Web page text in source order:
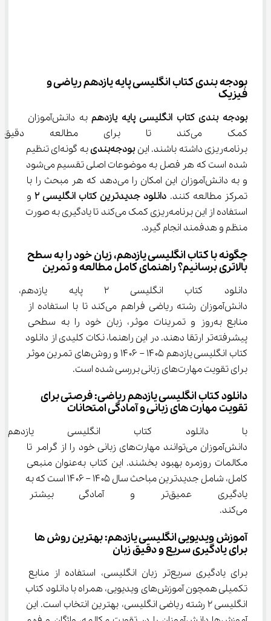
بودجه بندی کتاب انگلیسی پایه یازدهم ریاضی و
فیزیک
بودجه بندی کتاب انگلیسی پایه یازدهم
به دانش‌آموزان
کمک می‌کند تا برای مطالعه
برنامه‌ریزی داشته باشند. این
بودجه‌بندی
به گونه‌ای تنظیم
شده است که هر فصل به موضوعات اصلی تقسیم می‌شود
و به دانش‌آموزان این امکان را می‌دهد که هر مبحث را با
تمرکز مطالعه کنند. دانلود جدیدترین کتاب انگلیسی 2
و
استفاده از این برنامه‌ریزی کمک می‌کند تا یادگیری به صورت
منظم و هدفمند انجام گیرد.
چگونه با کتاب انگلیسی یازدهم، زبان خود را به سطح
بالاتری برسانیم؟ راهنمای کامل مطالعه و تمرین
دانلود کتاب انگلیسی 2
دانش‌آموزان رشته ریاضی فراهم می‌کند تا با استفاده از
منابع به‌روز و تمرینات موثر، زبان خود را به سطحی
پیشرفته‌تر ارتقا دهند. در این راهنما، نکات کلیدی از دانلود
کتاب انگلیسی یازدهم ۱۴۰۵ – ۱۴۰۶ و روش‌های تمرین موثر
برای تقویت مهارت‌های زبانی بررسی شده است.
دانلود کتاب انگلیسی یازدهم ریاضی: فرصتی برای
تقویت مهارت های زبانی و آمادگی امتحانات
با دانلود کتاب انگلیسی
دانش‌آموزان می‌توانند مهارت‌های زبانی خود را از گرامر تا
مکالمات روزمره بهبود بخشند. این کتاب به‌عنوان منبعی
کامل، شامل جدیدترین مباحث سال ۱۴۰۵ – ۱۴۰۶ است که به
یادگیری عمیق‌تر و آمادگی
می‌کند.
آموزش ویدیویی انگلیسی یازدهم: بهترین روش ها
برای یادگیری سریع و دقیق زبان
برای یادگیری سریع‌تر زبان انگلیسی، استفاده از منابع
تکمیلی همچون آموزش‌های ویدیویی، همراه با دانلود کتاب
انگلیسی 2 رشته ریاضی انگلیسی، بهترین انتخاب است. این